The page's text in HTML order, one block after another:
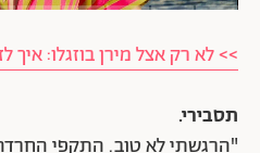
>> לא רק אצל מירן בוזגלו: איך
תסבירי.
"הרגשתי לא טוב. התקפי